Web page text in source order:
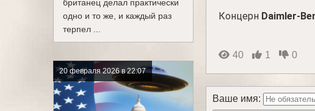
британец делал практически
одно и то же, и каждый раз
терпел ...
20 февраля 2026 в 22:07
Концерн Daimler-
40 1 0
Ваше имя: